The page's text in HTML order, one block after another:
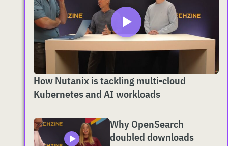
How Nutanix is tackling multi-cloud
Kubernetes and AI workloads
Why OpenSearch
doubled downloads